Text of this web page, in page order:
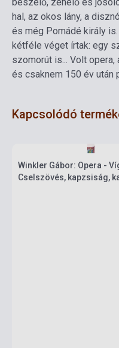
hal, az okos lány, a
és még Pomádé király
kétféle véget írtak: egy
szomorút is... Volt
és csaknem 150 év után
Kapcsolódó
Winkler Gábor: Opera -
Cselszövés, kapzsiság,